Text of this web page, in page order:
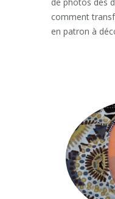
comment
en patron à